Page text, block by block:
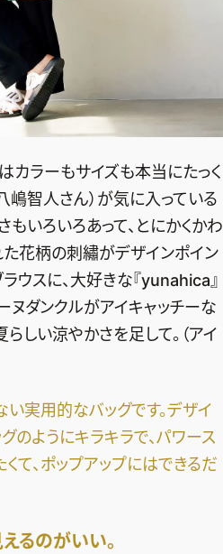
カラーもサイズも本当にたっく
嶋智人さん）が気に入っている
いろいろあって、とにかくかわ
た花柄の刺繡がデザインポイン
ラウスに、大好きな『yunahica』
ヌダンクルがアイキャッチーな
らしい涼やかさを足して。（アイ
い実用的なバッグです。デザイ
のようにキラキラで、パワース
て、ポップアップにはできるだ
るのがいい。